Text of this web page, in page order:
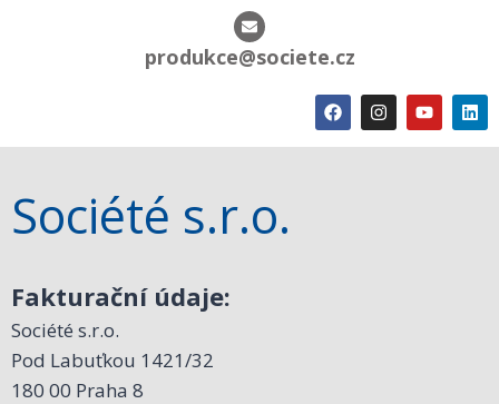
produkce@societe.cz
Société s.r.o.
Fakturační údaje:
Société s.r.o.
Pod Labuťkou 1421/32
180 00 Praha 8